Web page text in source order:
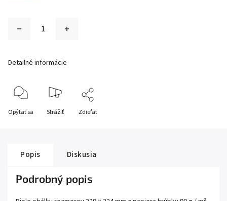
Detailné informácie
Opýtať sa Strážiť Zdieľať
Popis Diskusia
Podrobný popis